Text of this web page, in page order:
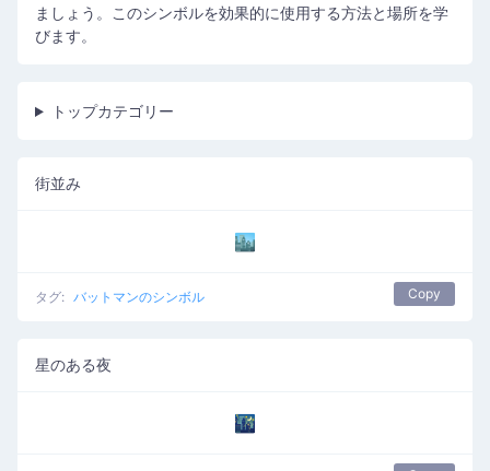
ましょう。このシンボルを効果的に使用する方法と場所を学
びます。
トップカテゴリー
街並み
🏙️
タグ: バットマンのシンボル Copy
星のある夜
🌃